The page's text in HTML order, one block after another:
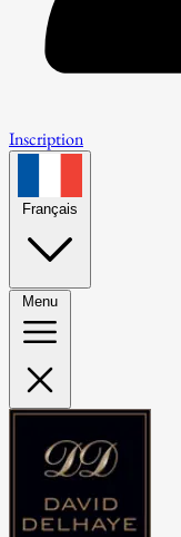
Inscription
Français
Menu